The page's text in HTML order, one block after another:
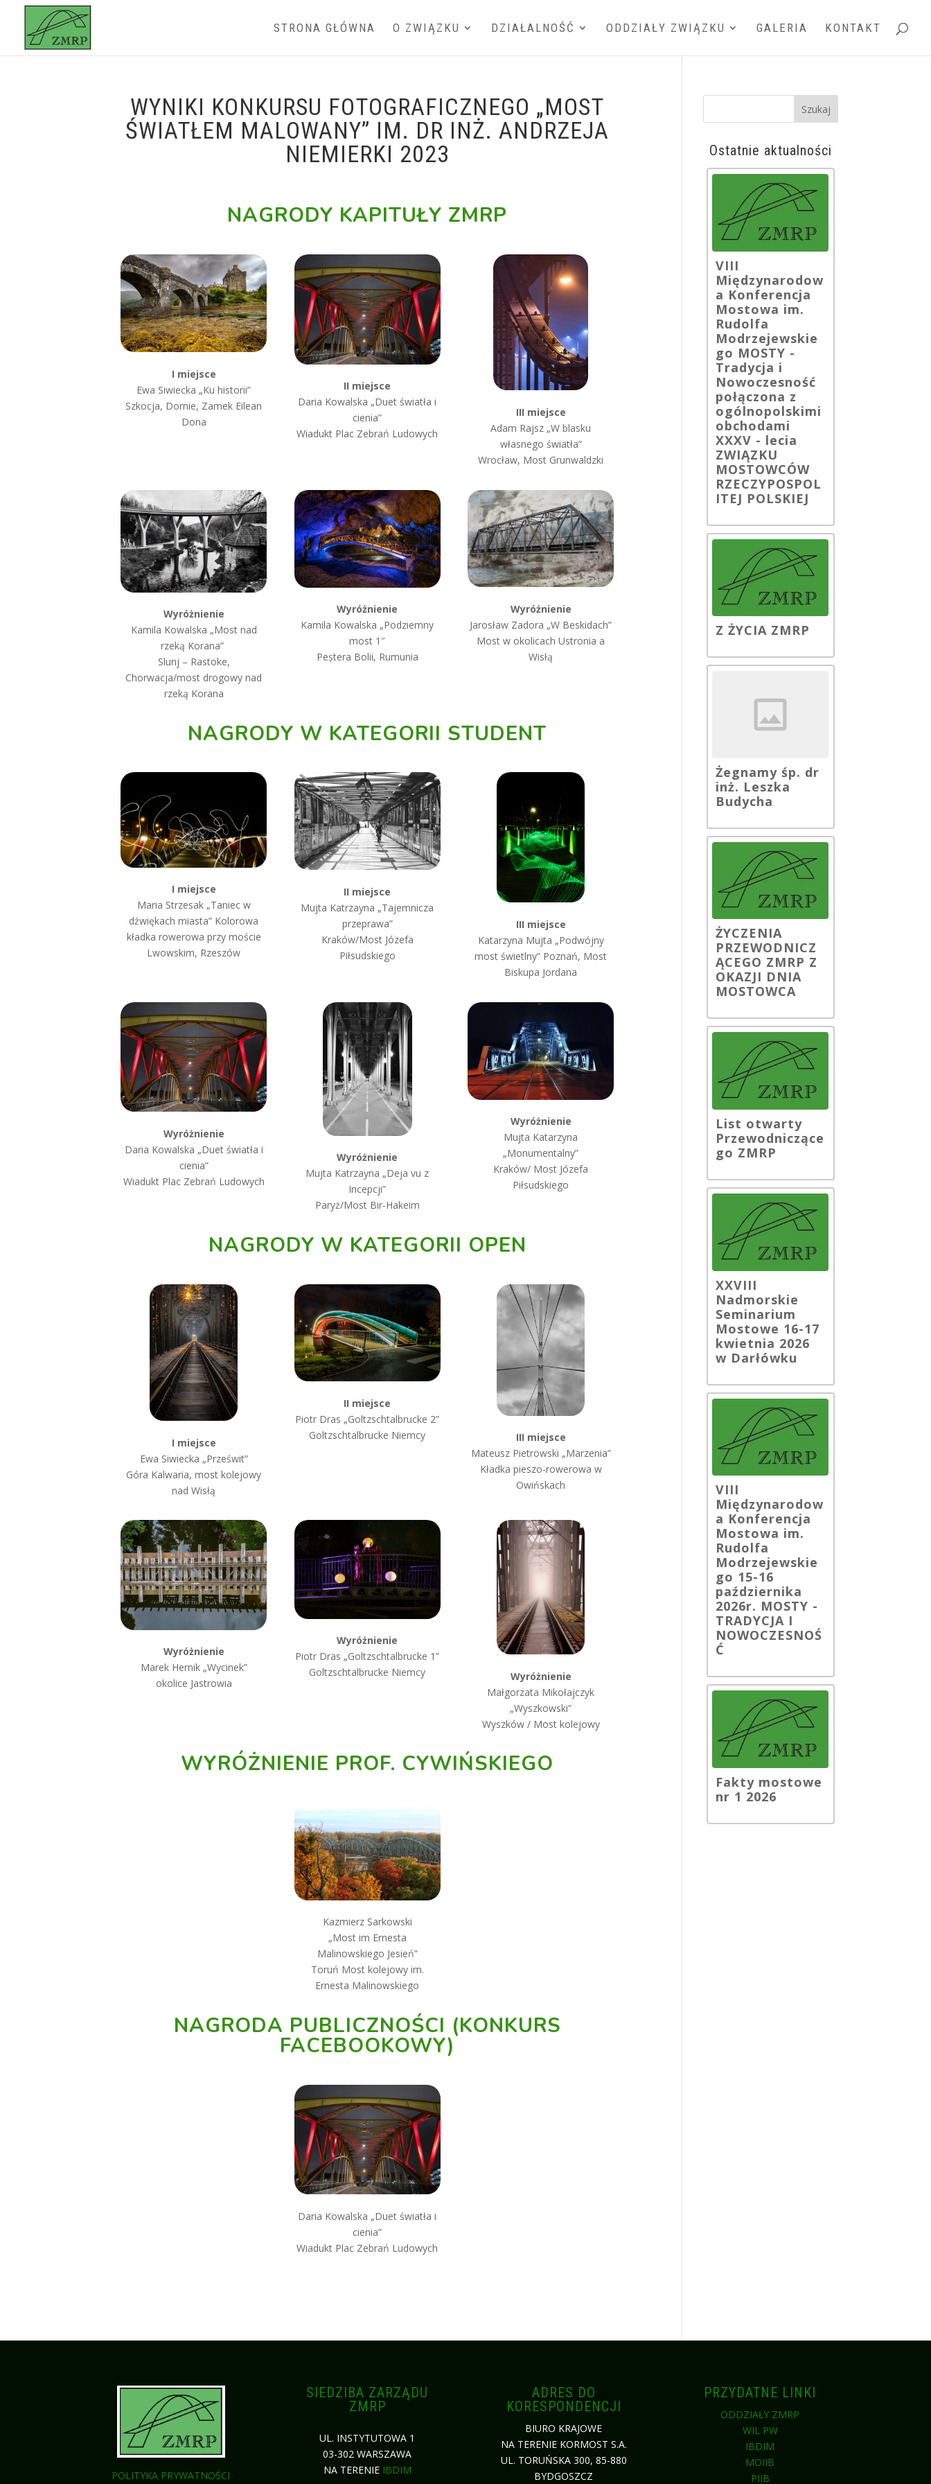
STRONA GŁÓWNA O ZWIĄZKU DZIAŁALNOŚĆ ODDZIAŁY ZWIĄZKU GALERIA KONTAKT
WYNIKI KONKURSU FOTOGRAFICZNEGO „MOST
ŚWIATŁEM MALOWANY” IM. DR INŻ. ANDRZEJA
NIEMIERKI 2023
NAGRODY KAPITUŁY ZMRP
I miejsce
Ewa Siwiecka „Ku historii”
Szkocja, Dornie, Zamek Eilean
Dona
II miejsce
Daria Kowalska „Duet światła i
cienia”
Wiadukt Plac Zebrań Ludowych
III miejsce
Adam Rajsz „W blasku
własnego światła”
Wrocław, Most Grunwaldzki
Wyróżnienie
Kamila Kowalska „Most nad
rzeką Korana”
Slunj – Rastoke,
Chorwacja/most drogowy nad
rzeką Korana
Wyróżnienie
Kamila Kowalska „Podziemny
most 1″
Peștera Bolii, Rumunia
Wyróżnienie
Jarosław Zadora „W Beskidach”
Most w okolicach Ustronia a
Wisłą
NAGRODY W KATEGORII STUDENT
I miejsce
Maria Strzesak „Taniec w
dźwiękach miasta” Kolorowa
kładka rowerowa przy moście
Lwowskim, Rzeszów
II miejsce
Mujta Katrzayna „Tajemnicza
przeprawa”
Kraków/Most Józefa
Piłsudskiego
III miejsce
Katarzyna Mujta „Podwójny
most świetlny” Poznań, Most
Biskupa Jordana
Wyróżnienie
Daria Kowalska „Duet światła i
cienia”
Wiadukt Plac Zebrań Ludowych
Wyróżnienie
Mujta Katrzayna „Deja vu z
Incepcji”
Paryż/Most Bir-Hakeim
Wyróżnienie
Mujta Katarzyna
„Monumentalny”
Kraków/ Most Józefa
Piłsudskiego
NAGRODY W KATEGORII OPEN
I miejsce
Ewa Siwiecka „Prześwit”
Góra Kalwaria, most kolejowy
nad Wisłą
II miejsce
Piotr Dras „Goltzschtalbrucke 2”
Goltzschtalbrucke Niemcy
III miejsce
Mateusz Pietrowski „Marzenia”
Kładka pieszo-rowerowa w
Owińskach
Wyróżnienie
Marek Hernik „Wycinek”
okolice Jastrowia
Wyróżnienie
Piotr Dras „Goltzschtalbrucke 1”
Goltzschtalbrucke Niemcy
Wyróżnienie
Małgorzata Mikołajczyk
„Wyszkowski”
Wyszków / Most kolejowy
WYRÓŻNIENIE PROF. CYWIŃSKIEGO
Kazmierz Sarkowski
„Most im Ernesta
Malinowskiego Jesień”
Toruń Most kolejowy im.
Ernesta Malinowskiego
NAGRODA PUBLICZNOŚCI (KONKURS
FACEBOOKOWY)
Daria Kowalska „Duet światła i
cienia”
Wiadukt Plac Zebrań Ludowych
Ostatnie aktualności
VIII
Międzynarodow
a Konferencja
Mostowa im.
Rudolfa
Modrzejewskie
go MOSTY -
Tradycja i
Nowoczesność
połączona z
ogólnopolskimi
obchodami
XXXV - lecia
ZWIĄZKU
MOSTOWCÓW
RZECZYPOSPOL
ITEJ POLSKIEJ
Z ŻYCIA ZMRP
Żegnamy śp. dr
inż. Leszka
Budycha
ŻYCZENIA
PRZEWODNICZ
ĄCEGO ZMRP Z
OKAZJI DNIA
MOSTOWCA
List otwarty
Przewodniczące
go ZMRP
XXVIII
Nadmorskie
Seminarium
Mostowe 16-17
kwietnia 2026
w Darłówku
VIII
Międzynarodow
a Konferencja
Mostowa im.
Rudolfa
Modrzejewskie
go 15-16
października
2026r. MOSTY -
TRADYCJA I
NOWOCZESNOŚ
Ć
Fakty mostowe
nr 1 2026
POLITYKA PRYWATNOŚCI
SIEDZIBA ZARZĄDU
ZMRP
UL. INSTYTUTOWA 1
03-302 WARSZAWA
NA TERENIE IBDIM
ADRES DO
KORESPONDENCJI
BIURO KRAJOWE
NA TERENIE KORMOST S.A.
UL. TORUŃSKA 300, 85-880
BYDGOSZCZ
PRZYDATNE LINKI
ODDZIAŁY ZMRP
WIL PW
IBDIM
MOIIB
PIIB